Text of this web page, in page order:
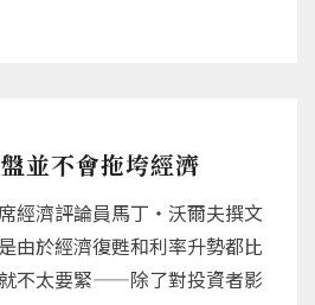
並不會拖垮經濟
經濟評論員馬丁‧沃爾夫撰文
由於經濟復甦和利率升勢都比
不太要緊——除了對投資者影